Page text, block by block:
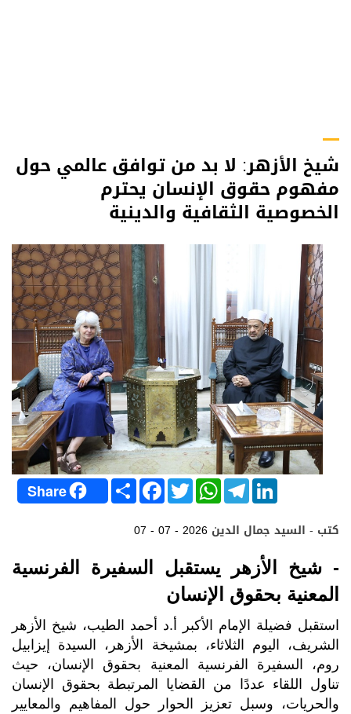
شيخ الأزهر: لا بد من توافق عالمي حول
مفهوم حقوق الإنسان يحترم
الخصوصية الثقافية والدينية
Share S
h
a
r
e
F
a
c
e
b
T
w
i
t
t
r
W
h
a
s
p
T
e
l
g
a
m
L
i
n
e
I
n
07 - 07 - 2026 كتب - السيد جمال الدين
- شيخ الأزهر يستقبل السفيرة الفرنسية
المعنية بحقوق الإنسان
استقبل فضيلة الإمام الأكبر أ.د أحمد الطيب، شيخ الأزهر
الشريف، اليوم الثلاثاء، بمشيخة الأزهر، السيدة إيزابيل
روم، السفيرة الفرنسية المعنية بحقوق الإنسان، حيث
تناول اللقاء عددًا من القضايا المرتبطة بحقوق الإنسان
والحريات، وسبل تعزيز الحوار حول المفاهيم والمعايير